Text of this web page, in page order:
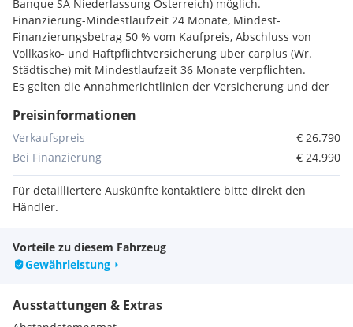
Banque SA Niederlassung Österreich) möglich.
Finanzierung-Mindestlaufzeit 24 Monate, Mindest-
Finanzierungsbetrag 50 % vom Kaufpreis, Abschluss von
Vollkasko- und Haftpflichtversicherung über carplus (Wr.
Städtische) mit Mindestlaufzeit 36 Monate verpflichten.
Es gelten die Annahmerichtlinien der Versicherung und der
Händler.
ENTDECKEN SIE IHR TRAUMFAHRZEUG
Vielen Dank für Ihr Interesse an unserem Fahrzeug.
Beratungsgespräch und einer Probefahrt ein.
Kontaktaufnahme.
Preisinformationen
Verkaufspreis
€ 26.790
Bei Finanzierung
€ 24.990
Für detailliertere Auskünfte kontaktiere bitte direkt den
Händler.
Vorteile zu diesem Fahrzeug
Gewährleistung
Ausstattungen & Extras